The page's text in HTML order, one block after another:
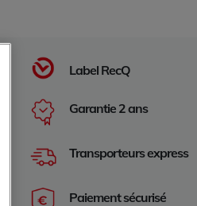
Label RecQ
Garantie 2 ans
Transporteurs express
Paiement sécurisé